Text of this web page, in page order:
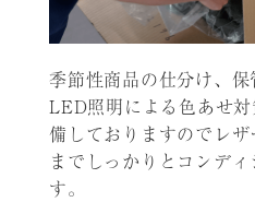
季節性商品の仕分け、保
LED照明による色あせ
備しておりますのでレ
までしっかりとコンデ
す。